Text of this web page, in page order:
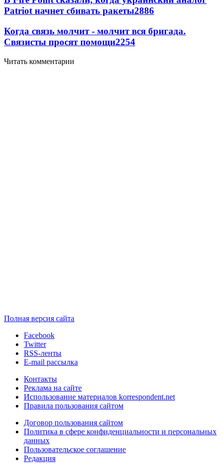
Patriot начнет сбивать ракеты2886
Когда связь молчит - молчит вся бригада.
Связисты просят помощи2254
Читать комментарии
Полная версия сайта
Facebook
Twitter
RSS-ленты
E-mail рассылка
Контакты
Реклама на сайте
Использование материалов korrespondent.net
Правила пользования сайтом
Договор пользования сайтом
Политика в сфере конфиденциальности и персональных
данных
Пользовательское соглашение
Редакция